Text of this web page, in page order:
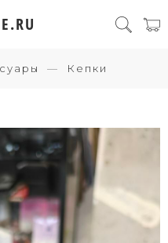
Кепки